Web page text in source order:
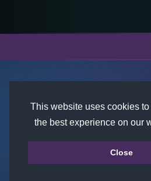
This website uses cookies
the best experience on our
Close
©